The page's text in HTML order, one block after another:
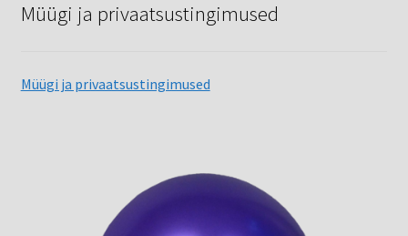
Müügi ja privaatsustingimused
Müügi ja privaatsustingimused